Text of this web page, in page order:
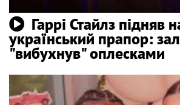
Гаррі Стайлз підняв
український прапор: зал
"вибухнув" оплесками